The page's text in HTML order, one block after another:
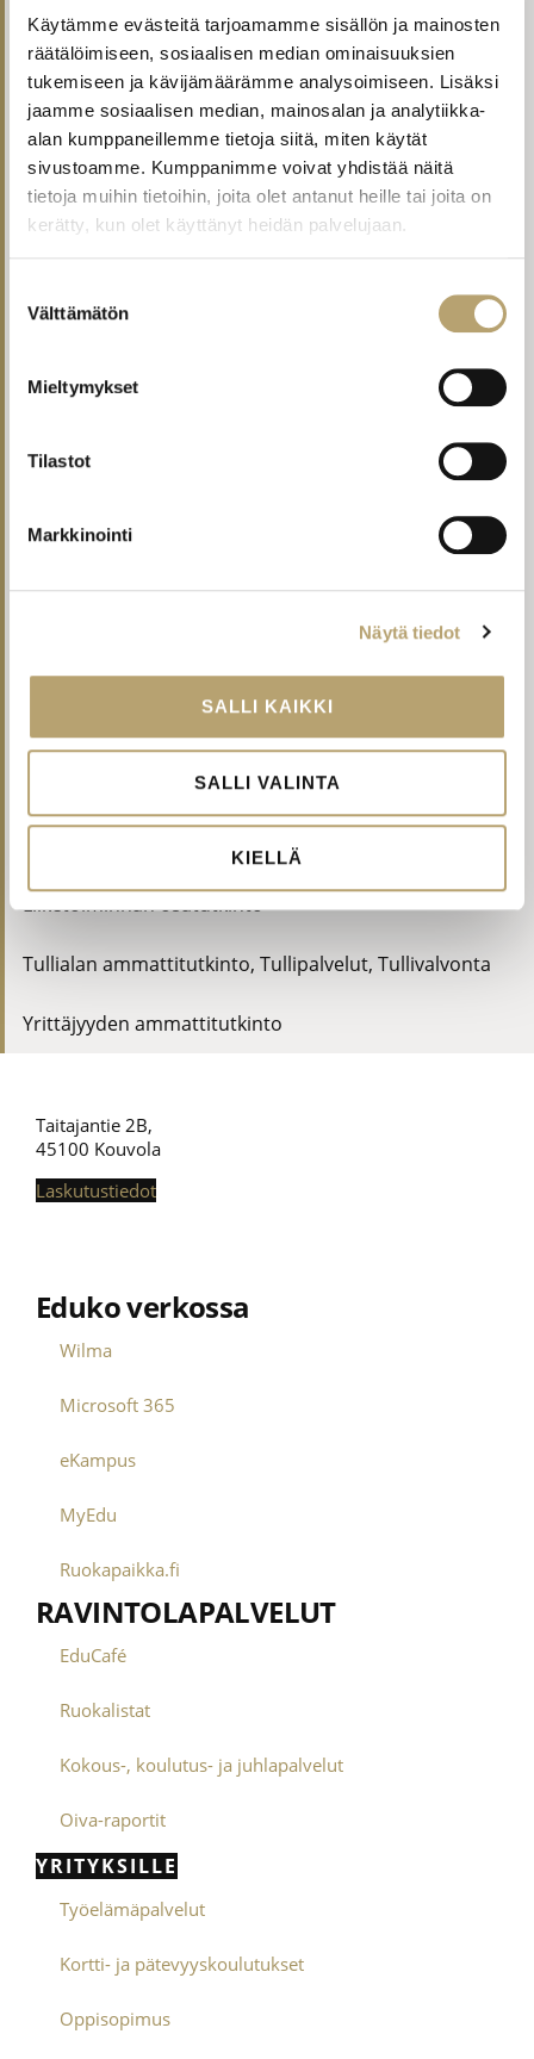
Käytämme evästeitä tarjoamamme sisällön ja mainosten
räätälöimiseen, sosiaalisen median ominaisuuksien
tukemiseen ja kävijämäärämme analysoimiseen. Lisäksi
jaamme sosiaalisen median, mainosalan ja analytiikka-
alan kumppaneillemme tietoja siitä, miten käytät
sivustoamme. Kumppanimme voivat yhdistää näitä
tietoja muihin tietoihin, joita olet antanut heille tai joita on
kerätty, kun olet käyttänyt heidän palvelujaan.
valinta
Välttämätön
Mieltymykset
Tilastot
Markkinointi
Näytä tiedot
SALLI KAIKKI
SALLI VALINTA
KIELLÄ
Itsearviointi-, rekrytointi- ja perehdytyskoulutuksia
Liiketoiminnan ammattitutkinto,Myynnin ja
markkinointiviestinnän osaamisala
Liiketoiminnan ammattitutkinto,Taloushallinnon
osaamisala
Osaamista kaupan alan myynti- ja asiakastyöhön
Liiketoiminnan osatutkinto
Liiketoiminnan osatutkinto
Tullialan ammattitutkinto, Tullipalvelut, Tullivalvonta
Yrittäjyyden ammattitutkinto
Taitajantie 2B,
45100 Kouvola
Laskutustiedot
Eduko verkossa
Wilma
Microsoft 365
eKampus
MyEdu
Ruokapaikka.fi
RAVINTOLAPALVELUT
EduCafé
Ruokalistat
Kokous-, koulutus- ja juhlapalvelut
Oiva-raportit
YRITYKSILLE
Työelämäpalvelut
Kortti- ja pätevyyskoulutukset
Oppisopimus